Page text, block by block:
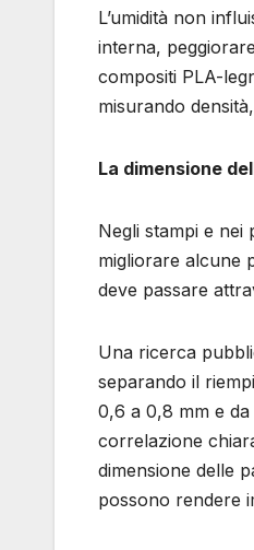
L’umidità non
interna,
compositi PLA-
misurando
La dimensione
Negli stampi e
migliorare alcune
deve passare
Una ricerca
separando il
0,6 a 0,8 mm e
correlazione
dimensione delle
possono rendere